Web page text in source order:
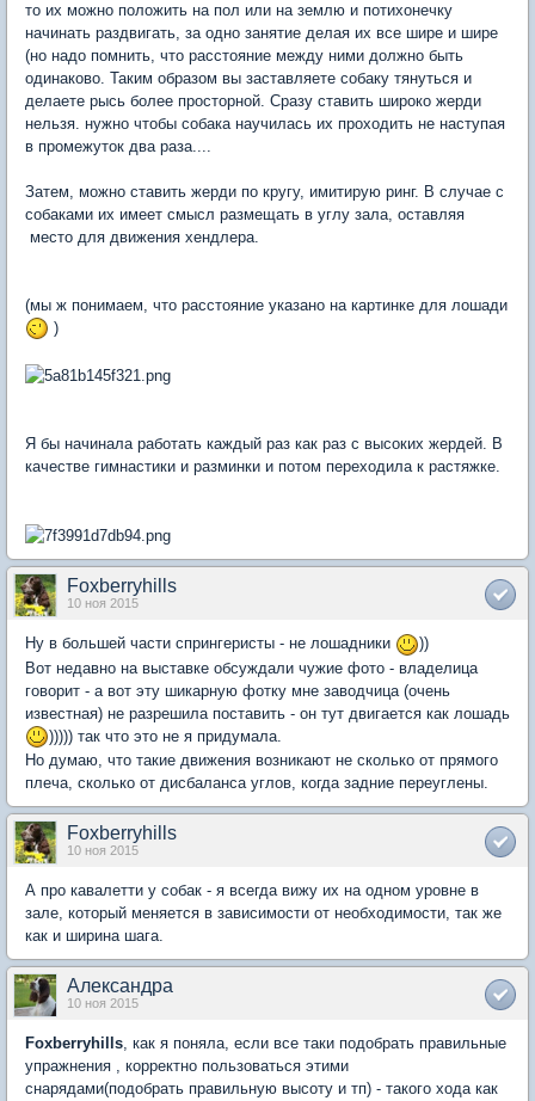
то их можно положить на пол или на землю и потихонечку
начинать раздвигать, за одно занятие делая их все шире и шире
(но надо помнить, что расстояние между ними должно быть
одинаково. Таким образом вы заставляете собаку тянуться и
делаете рысь более просторной. Сразу ставить широко жерди
нельзя. нужно чтобы собака научилась их проходить не наступая
в промежуток два раза....
Затем, можно ставить жерди по кругу, имитирую ринг. В случае с
собаками их имеет смысл размещать в углу зала, оставляя
место для движения хендлера.
(мы ж понимаем, что расстояние указано на картинке для лошади
)
Я бы начинала работать каждый раз как раз с высоких жердей. В
качестве гимнастики и разминки и потом переходила к растяжке.
Foxberryhills
10 ноя 2015
Ну в большей части спрингеристы - не лошадники
))
Вот недавно на выставке обсуждали чужие фото - владелица
говорит - а вот эту шикарную фотку мне заводчица (очень
известная) не разрешила поставить - он тут двигается как лошадь
))))) так что это не я придумала.
Но думаю, что такие движения возникают не сколько от прямого
плеча, сколько от дисбаланса углов, когда задние переуглены.
Foxberryhills
10 ноя 2015
А про кавалетти у собак - я всегда вижу их на одном уровне в
зале, который меняется в зависимости от необходимости, так же
как и ширина шага.
Александра
10 ноя 2015
Foxberryhills, как я поняла, если все таки подобрать правильные
упражнения , корректно пользоваться этими
снарядами(подобрать правильную высоту и тп) - такого хода как